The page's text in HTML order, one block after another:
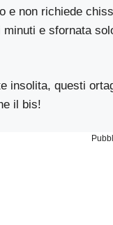
e non richiede
e sfornata
insolita, questi
il bis!